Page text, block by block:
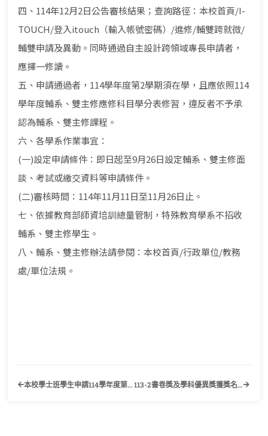
四、114年12月2日公告審核結果；查詢路徑：本校首頁/I-
TOUCH/登入itouch（輸入帳號密碼）/進修/輔雙跨就微/
輔雙申請及異動。同時通過自主設計跨領域專長申請者，
應擇一修讀。
五、申請通過者，114學年度第2學期須在學，且應依照114
學年度輔系、雙主修應修科目學分表修習，違反者不予承
認為輔系、雙主修課程。
六、各學系作業事宜：
(一)設定申請條件：即日起至9月26日設定輔系、雙主修面
談、考試或繳交資料等申請條件。
(二)審核時間：114年11月11日至11月26日止。
七、依據教育部師資培訓總量管制，特殊教育學系不招收
輔系、雙主修學生。
八、輔系、雙主修辦法請參閱：本校首頁/行政單位/教務
處/單位法規。
本校學士班學生申請114學年度第2學期自主設計跨領域專長作業事宜公告 113-2書卷獎及學科優異獎獲獎名單公告